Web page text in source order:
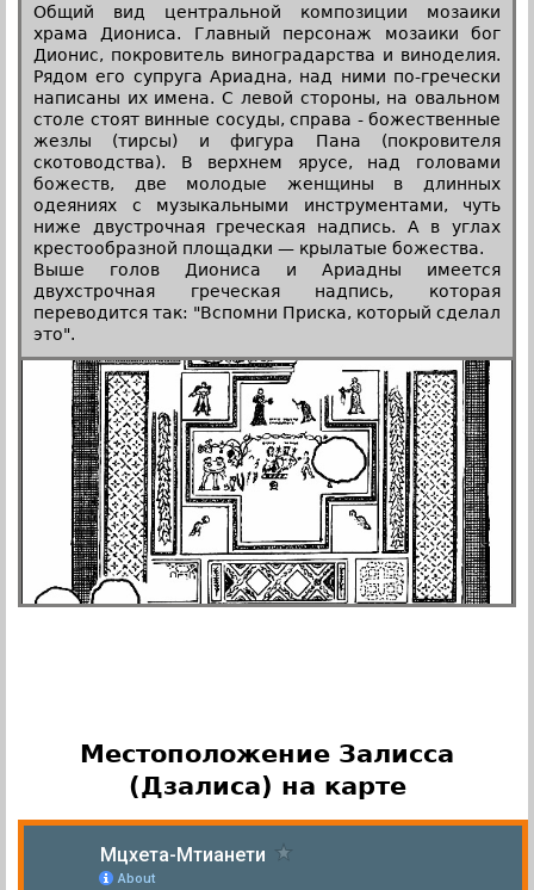
Общий вид центральной композиции мозаики
храма Диониса. Главный персонаж мозаики бог
Дионис, покровитель виноградарства и виноделия.
Рядом его супруга Ариадна, над ними по-гречески
написаны их имена. С левой стороны, на овальном
столе стоят винные сосуды, справа - божественные
жезлы (тирсы) и фигура Пана (покровителя
скотоводства). В верхнем ярусе, над головами
божеств, две молодые женщины в длинных
одеяниях с музыкальными инструментами, чуть
ниже двустрочная греческая надпись. А в углах
крестообразной площадки — крылатые божества.
Выше голов Диониса и Ариадны имеется
двухстрочная греческая надпись, которая
переводится так: "Вспомни Приска, который сделал
это".
Местоположение Залисса
(Дзалиса) на карте